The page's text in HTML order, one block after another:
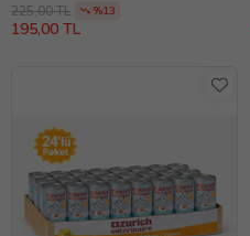
225,00 TL
%13
195,00 TL